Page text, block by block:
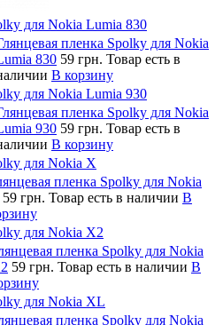
для Nokia Lumia 830
пленка Spolky для Nokia
830 59 грн. Товар есть в
В корзину
для Nokia Lumia 930
пленка Spolky для Nokia
930 59 грн. Товар есть в
В корзину
для Nokia X
пленка Spolky для Nokia
59 грн. Товар есть в наличии В
для Nokia X2
пленка Spolky для Nokia
59 грн. Товар есть в наличии В
для Nokia XL
пленка Spolky для Nokia